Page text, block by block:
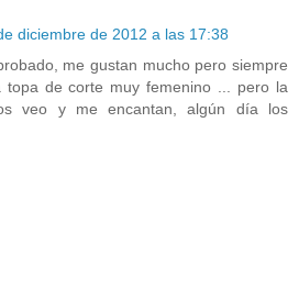
diciembre de 2012 a las 17:38
me gustan mucho pero siempre
topa de corte muy femenino ... pero la
veo y me encantan, algún día los